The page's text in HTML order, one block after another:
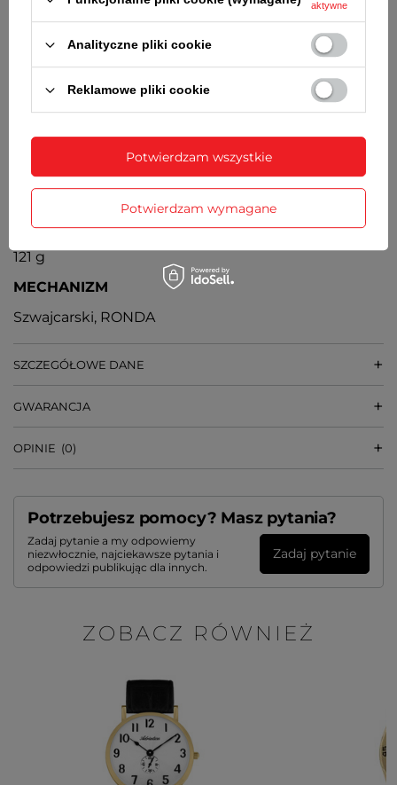
ŚREDNICA KOPERTY
9 mm
SZEROKOŚĆ BRANSOLETY PRZY KOPERCIE
20 mm
WAGA
121 g
MECHANIZM
Szwajcarski, RONDA
SZCZEGÓŁOWE DANE
GWARANCJA
OPINIE (0)
Potrzebujesz pomocy? Masz pytania?
Zadaj pytanie a my odpowiemy
niezwłocznie, najciekawsze pytania i
odpowiedzi publikując dla innych.
Zadaj pytanie
ZOBACZ RÓWNIEŻ
aktywne
Analityczne pliki cookie
Reklamowe pliki cookie
Potwierdzam wymagane
Potwierdzam wszystkie